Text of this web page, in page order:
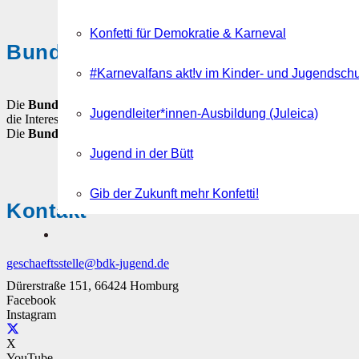
Konfetti für Demokratie & Karneval
#Karnevalfans akt!v im Kinder- und
Jugendleiter*innen-Ausbildung (Juleica)
Jugend in der Bütt
Gib der Zukunft mehr Konfetti!
Bund Deutscher Karneval-Jugend
Die Bund Deutscher Karneval-Jugend (BDK-Jugend) ist der
die Interessen von Kindern, Jugendlichen und jungen Erwachsenen
Die Bund Deutscher Karneval-Jugend ist ein gemeinnütziger,
Kontakt
geschaeftsstelle@bdk-jugend.de
Dürerstraße 151, 66424 Homburg
Facebook
Instagram
X